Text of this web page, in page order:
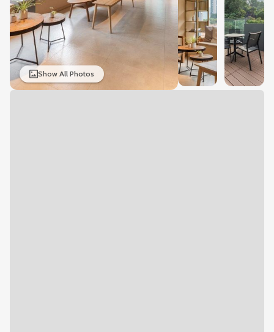
Show All Photos